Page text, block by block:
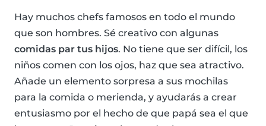
Hay muchos chefs famosos en todo el mundo
que son hombres. Sé creativo con algunas
comidas par tus hijos. No tiene que ser difícil, los
niños comen con los ojos, haz que sea atractivo.
Añade un elemento sorpresa a sus mochilas
para la comida o merienda, y ayudarás a crear
entusiasmo por el hecho de que papá sea el que